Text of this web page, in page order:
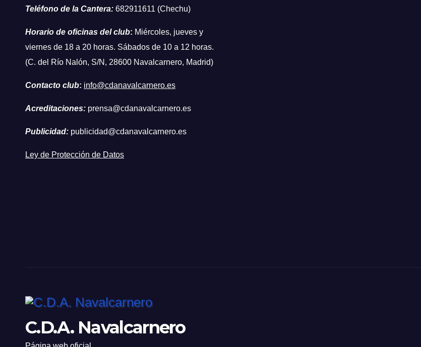
Teléfono de la Cantera: 682911611 (Chechu)
Horario de oficinas del club: Miércoles, jueves y
viernes de 18 a 20 horas. Sábados de 10 a 12 horas.
(C. del Río Nalón, S/N, 28600 Navalcarnero, Madrid)
Contacto club: info@cdanavalcarnero.es
Acreditaciones: prensa@cdanavalcarnero.es
Publicidad: publicidad@cdanavalcarnero.es
Ley de Protección de Datos
C.D.A. Navalcarnero